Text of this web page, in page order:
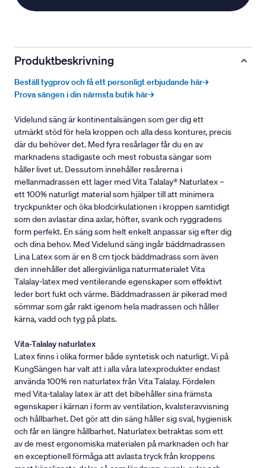
Produktbeskrivning
Beställ tygprov och få ett personligt erbjudande här→
Prova sängen i din närmsta butik här→
Videlund säng är kontinentalsängen som ger dig ett
utmärkt stöd för hela kroppen och alla dess konturer, precis
där du behöver det. Med fyra resårlager får du en av
marknadens stadigaste och mest robusta sängar som
håller livet ut. Dessutom innehåller resårerna i
mellanmadrassen ett lager med Vita Talalay® Naturlatex –
ett 100% naturligt material som hjälper till att minimera
tryckpunkter och öka blodcirkulationen i kroppen samtidigt
som den avlastar dina axlar, höfter, svank och ryggradens
form perfekt. En säng som helt enkelt anpassar sig efter dig
och dina behov. Med Videlund säng ingår bäddmadrassen
Lina Latex som är en 8 cm tjock bäddmadrass som även
den innehåller det allergivänliga naturmaterialet Vita
Talalay-latex med ventilerande egenskaper som effektivt
leder bort fukt och värme. Bäddmadrassen är pikerad med
sömmar som går rakt igenom hela madrassen och håller
kärna, vadd och tyg på plats.
Vita-Talalay naturlatex
Latex finns i olika former både syntetisk och naturligt. Vi på
KungSängen har valt att i alla våra latexprodukter endast
använda 100% ren naturlatex från Vita Talalay. Fördelen
med Vita-talalay latex är att det bibehåller sina främsta
egenskaper i kärnan i form av ventilation, kvalsteravvisning
och hållbarhet. Det gör att din säng håller sig sval, hygienisk
och får en längre hållbarhet. Naturlatex betraktas som ett
av de mest ergonomiska materialen på marknaden och har
en exceptionell förmåga att avlasta tryck från kroppens